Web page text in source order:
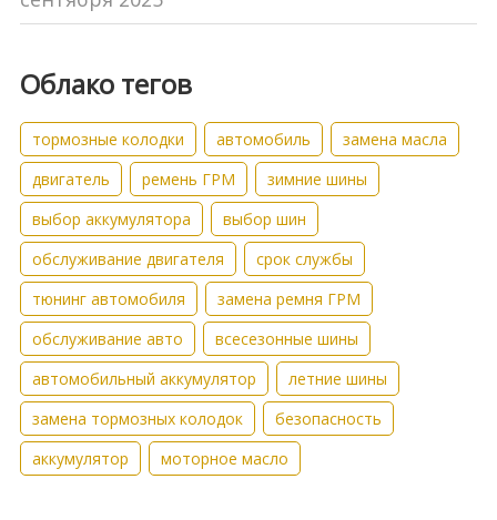
Облако тегов
тормозные колодки автомобиль
замена масла
двигатель
ремень ГРМ
зимние шины
выбор аккумулятора
выбор шин
обслуживание двигателя
срок службы
тюнинг автомобиля
замена ремня ГРМ
обслуживание авто
всесезонные шины
автомобильный аккумулятор
летние шины
замена тормозных колодок
безопасность
аккумулятор
моторное масло